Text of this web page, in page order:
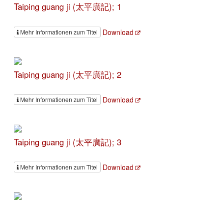
Taiping guang ji (太平廣記); 1
Mehr Informationen zum Titel Download
Taiping guang ji (太平廣記); 2
Mehr Informationen zum Titel Download
Taiping guang ji (太平廣記); 3
Mehr Informationen zum Titel Download